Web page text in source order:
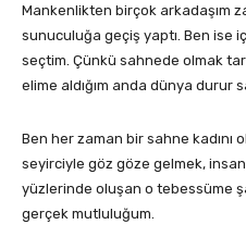
Mankenlikten birçok arkadaşım
sunuculuğa geçiş yaptı. Ben ise iç
seçtim. Çünkü sahnede olmak
elime aldığım anda dünya durur
Ben her zaman bir sahne kadını
seyirciyle göz göze gelmek,
yüzlerinde oluşan o tebessüme
gerçek mutluluğum.